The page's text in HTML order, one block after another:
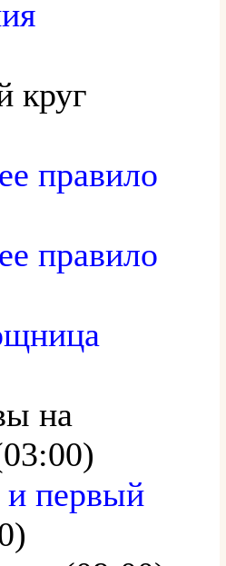
круг
правило
правило
на
и первый